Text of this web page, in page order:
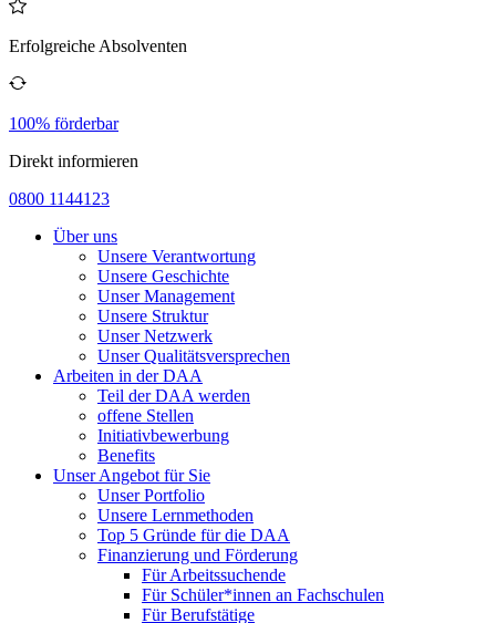
Erfolgreiche Absolventen
100% förderbar
Direkt informieren
0800 1144123
Über uns
Unsere Verantwortung
Unsere Geschichte
Unser Management
Unsere Struktur
Unser Netzwerk
Unser Qualitätsversprechen
Arbeiten in der DAA
Teil der DAA werden
offene Stellen
Initiativbewerbung
Benefits
Unser Angebot für Sie
Unser Portfolio
Unsere Lernmethoden
Top 5 Gründe für die DAA
Finanzierung und Förderung
Für Arbeitssuchende
Für Schüler*innen an Fachschulen
Für Berufstätige